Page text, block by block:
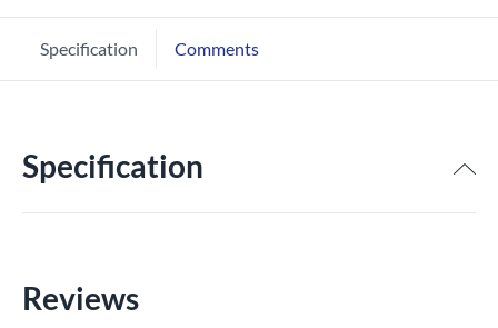
Specification Comments
Specification
Reviews